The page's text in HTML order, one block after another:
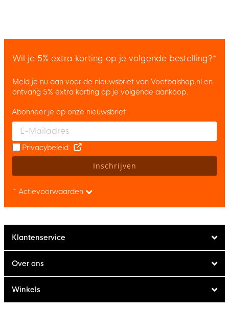
Wil je 5% extra korting op je volgende bestelling?*
Meld je nu aan voor de nieuwsbrief van Voetbalshop.nl en
ontvang 5% extra korting op je volgende aankoop.
Enter your email and accept the privacy policy to subscribe to
Abonneer je op onze nieuwsbrief
Privacybeleid
Inschrijven
* Actievoorwaarden
Klantenservice
Over ons
Winkels